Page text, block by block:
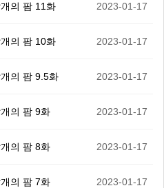
의 팜 11화 2023-01-17
의 팜 10화 2023-01-17
의 팜 9.5화 2023-01-17
의 팜 9화 2023-01-17
의 팜 8화 2023-01-17
의 팜 7화 2023-01-17